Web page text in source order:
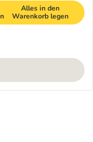
Alles in den
Warenkorb legen